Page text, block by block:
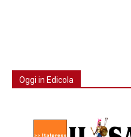
Oggi in Edicola